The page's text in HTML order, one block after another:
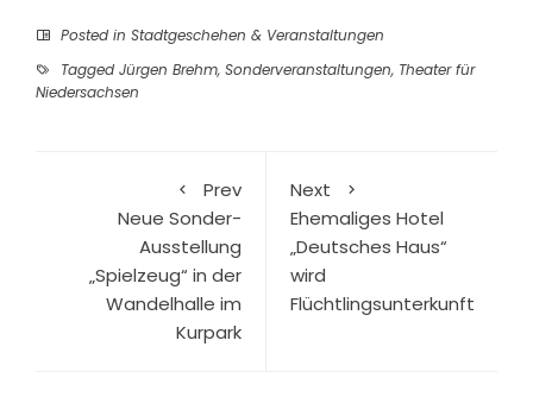
Posted in Stadtgeschehen & Veranstaltungen
Tagged Jürgen Brehm, Sonderveranstaltungen, Theater für
Niedersachsen
Prev
Neue Sonder-
Ausstellung
„Spielzeug“ in der
Wandelhalle im
Kurpark
Next
Ehemaliges Hotel
„Deutsches Haus“
wird
Flüchtlingsunterkunft